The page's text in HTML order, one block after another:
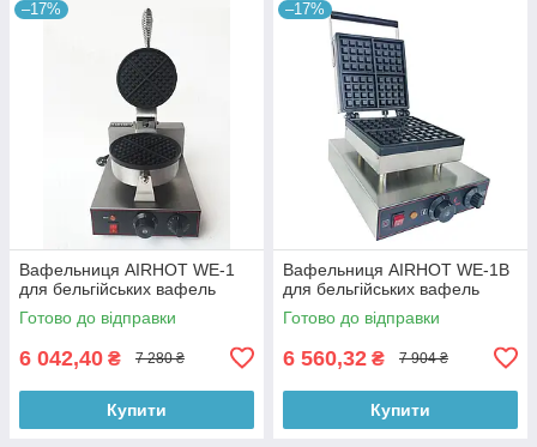
–17%
Вафельниця AIRHOT WE-1
для бельгійських вафель
Готово до відправки
6 042,40 ₴ 7 280 ₴
Купити
–17%
Вафельниця AIRHOT WE-1B
для бельгійських вафель
Готово до відправки
6 560,32 ₴ 7 904 ₴
Купити